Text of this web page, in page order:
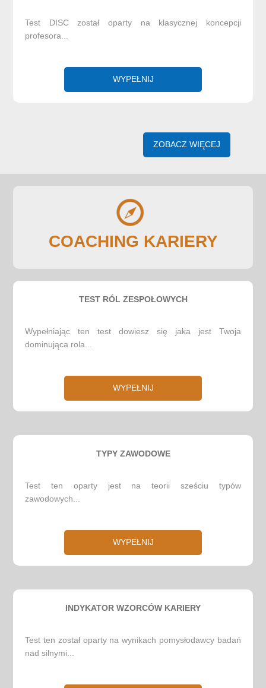
Test DISC został oparty na klasycznej koncepcji
profesora...
WYPEŁNIJ
ZOBACZ WIĘCEJ
COACHING KARIERY
TEST RÓL ZESPOŁOWYCH
Wypełniając ten test dowiesz się jaka jest Twoja
dominująca rola...
WYPEŁNIJ
TYPY ZAWODOWE
Test ten oparty jest na teorii sześciu typów
zawodowych...
WYPEŁNIJ
INDYKATOR WZORCÓW KARIERY
Test ten został oparty na wynikach pomysłodawcy badań
nad silnymi...